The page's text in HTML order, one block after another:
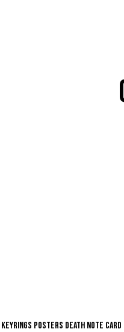
Keyrings Posters Death Note Card